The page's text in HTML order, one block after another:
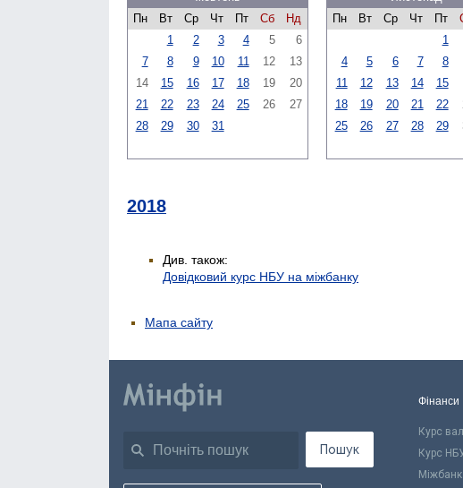
Пн
Вт Ср Чт Пт Сб
Нд
1
2 3 4 5
6
7
8 9 10 11 12
13
14
15 16 17 18 19
20
21
22 23 24 25 26
27
28
29 30 31
Пн
Вт Ср Чт Пт
1
4
5 6 7 8
11
12 13 14 15
18
19 20 21 22
25
26 27 28 29
2018
Див. також:
Довідковий курс НБУ на міжбанку
Мапа сайту
Пошук
Фінанси
Курс
Курс
Міжбанк